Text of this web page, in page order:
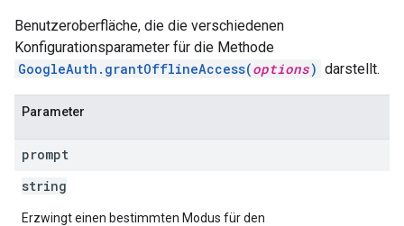
Benutzeroberfläche, die die verschiedenen
Konfigurationsparameter für die Methode
GoogleAuth.grantOfflineAccess(options) darstellt.
Parameter
prompt
string
Erzwingt einen bestimmten Modus für den